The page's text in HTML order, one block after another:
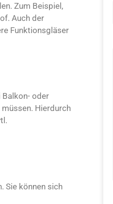
Zum Beispiel,
Auch der
Funktionsgläser
Balkon- oder
Hierdurch
Sie können sich